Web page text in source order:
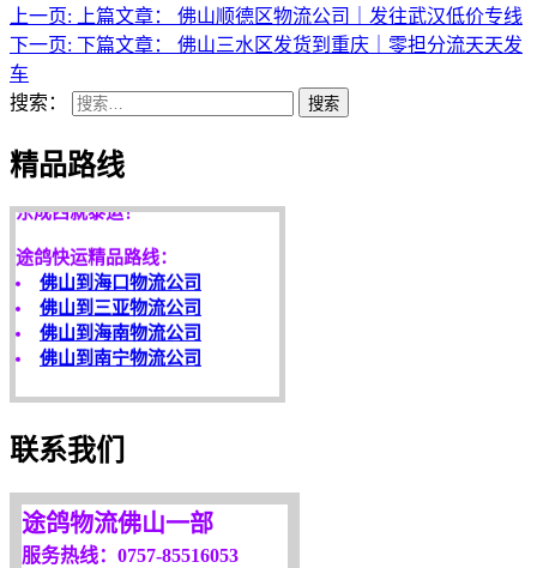
上一页: 上篇文章：
佛山顺德区物流公司｜发往武汉低价专线
下一页: 下篇文章：
佛山三水区发货到重庆｜零担分流天天发
车
搜索：
搜索
精品路线
天开地辟宏基，
东成西就泰运！
途鸽快运精品路线：
佛山到海口物流公司
佛山到三亚物流公司
佛山到海南物流公司
佛山到南宁物流公司
客户是永远的朋友，
欢迎您光临！
我们将竭诚为你服务！
联系我们
途鸽物流佛山一部
服务热线：0757-85516053